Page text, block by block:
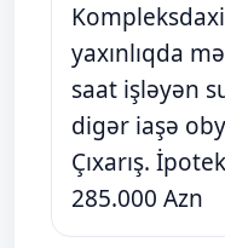
yaxınlıqda
saat işləyən
digər iaşə
Çıxarış.
285.000 Azn